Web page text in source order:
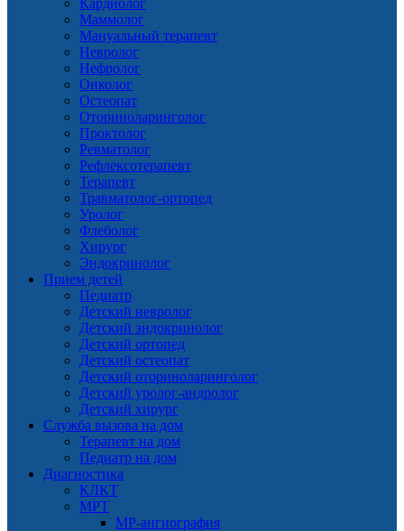
Кардиолог
Маммолог
Мануальный терапевт
Невролог
Нефролог
Онколог
Остеопат
Оториноларинголог
Проктолог
Ревматолог
Рефлексотерапевт
Терапевт
Травматолог-ортопед
Уролог
Флеболог
Хирург
Эндокринолог
Прием детей
Педиатр
Детский невролог
Детский эндокринолог
Детский ортопед
Детский остеопат
Детский оториноларинголог
Детский уролог-андролог
Детский хирург
Служба вызова на дом
Терапевт на дом
Педиатр на дом
Диагностика
КЛКТ
МРТ
МР-ангиография